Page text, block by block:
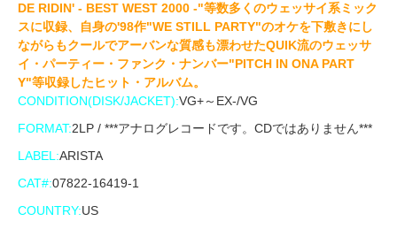
DE RIDIN' - BEST WEST 2000 -"等数多くのウェッサイ系ミック
スに収録、自身の'98作"WE STILL PARTY"のオケを下敷きにし
ながらもクールでアーバンな質感も漂わせたQUIK流のウェッサ
イ・パーティー・ファンク・ナンバー"PITCH IN ONA PART
Y"等収録したヒット・アルバム。
CONDITION(DISK/JACKET):VG+～EX-/VG
FORMAT:2LP / ***アナログレコードです。CDではありません***
LABEL:ARISTA
CAT#:07822-16419-1
COUNTRY:US